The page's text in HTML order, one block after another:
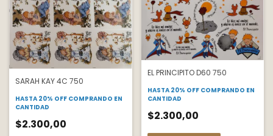
SARAH KAY 4C 750
HASTA 20% OFF COMPRANDO EN
CANTIDAD
$2.300,00
EL PRINCIPITO D60 750
HASTA 20% OFF COMPRANDO EN
CANTIDAD
$2.300,00